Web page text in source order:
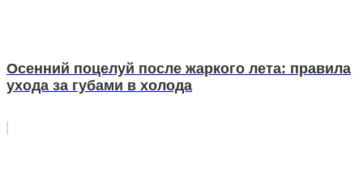
Осенний поцелуй после жаркого лета: правила
ухода за губами в холода